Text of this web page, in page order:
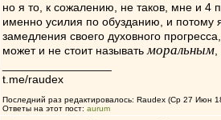
но я то, к сожалению, не таков, мне и 4
именно усилия по обузданию, и потому
замедления своего духовного
может и не стоит называть моральным
t.me/raudex
Последний раз редактировалось: Raudex (Ср 27 Июн
Ответы на этот пост: aurum